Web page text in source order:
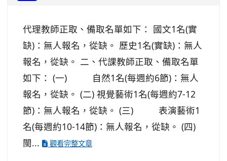
代理教師正取、備取名單如下： 國文1名(實
缺)：無人報名，從缺。 歷史1名(實缺)：無人
報名，從缺。 二、代課教師正取、備取名單
如下： (一) 自然1名(每週約6節)：無人
報名，從缺。 (二) 視覺藝術1名(每週約7-12
節)：無人報名，從缺。 (三) 表演藝術1
名(每週約10-14節)：無人報名，從缺。 (四)
閩...
觀看完整文章